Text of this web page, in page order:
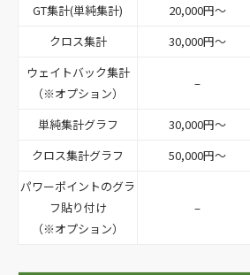
GT集計(単純集計)
20,000円～
クロス集計
30,000円～
ウェイトバック集計
（※オプション）
–
単純集計グラフ 30,000円～
クロス集計グラフ
50,000円～
パワーポイントのグラ
フ貼り付け
（※オプション）
–